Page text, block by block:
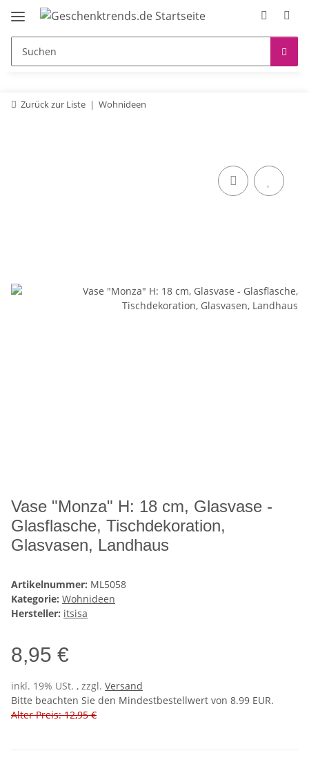
Zurück zur Liste Wohnideen
Vase "Monza" H: 18 cm, Glasvase -
Glasflasche, Tischdekoration,
Glasvasen, Landhaus
Artikelnummer: ML5058
Kategorie: Wohnideen
Hersteller: itsisa
8,95 €
inkl. 19% USt. , zzgl. Versand
Bitte beachten Sie den Mindestbestellwert von 8.99 EUR.
Alter Preis: 12,95 €